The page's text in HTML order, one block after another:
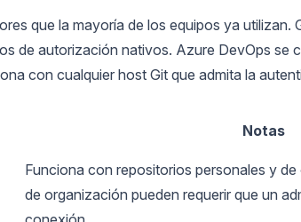
que la mayoría de los equipos ya utilizan.
de autorización nativos. Azure DevOps se
con cualquier host Git que admita la
Notas
Funciona con repositorios personales y
de organización pueden requerir que un